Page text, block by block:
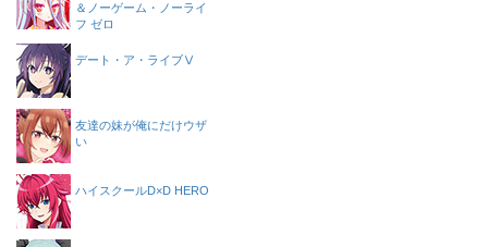
＆ノーゲーム・ノーライ
フ ゼロ
デート・ア・ライブⅤ
友達の妹が俺にだけウザ
い
ハイスクールD×D HERO